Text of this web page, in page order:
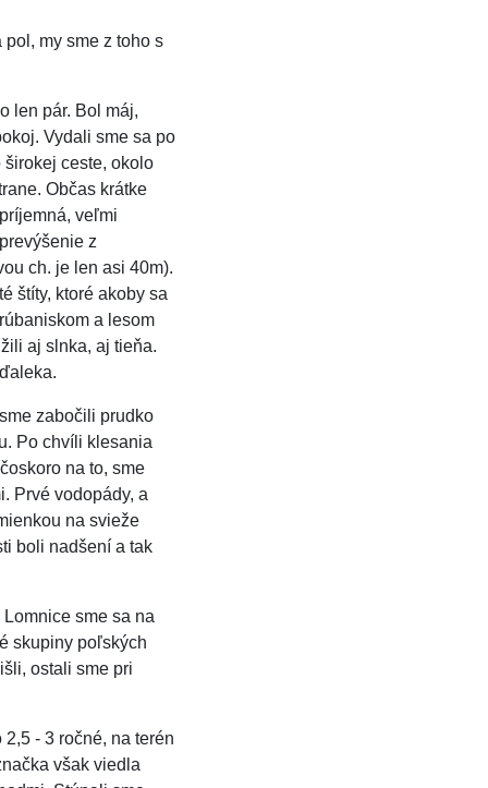
my sme z toho s
len pár. Bol máj,
Vydali sme sa po
ceste, okolo
Občas krátke
veľmi
z
ch. je len asi 40m).
štíty, ktoré akoby sa
a lesom
aj slnka, aj tieňa.
zabočili prudko
Po chvíli klesania
na to, sme
Prvé vodopády, a
na svieže
boli nadšení a tak
sme sa na
skupiny poľských
ostali sme pri
- 3 ročné, na terén
však viedla